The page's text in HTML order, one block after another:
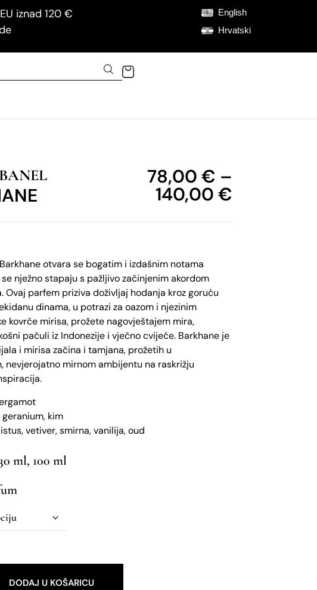
iznad 120 €
English
Hrvatski
78,00 € –
140,00 €
otvara se bogatim i izdašnim notama
nježno stapaju s pažljivo začinjenim akordom
Ovaj parfem priziva doživljaj hodanja kroz goruću
dinama, u potrazi za oazom i njezinim
kovrče mirisa, prožete nagovještajem mira,
pačuli iz Indonezije i vječno cvijeće. Barkhane je
i mirisa začina i tamjana, prožetih u
nevjerojatno mirnom ambijentu na raskrižju
kim
vetiver, smirna, vanilija, oud
ml, 100 ml
DODAJ U KOŠARICU